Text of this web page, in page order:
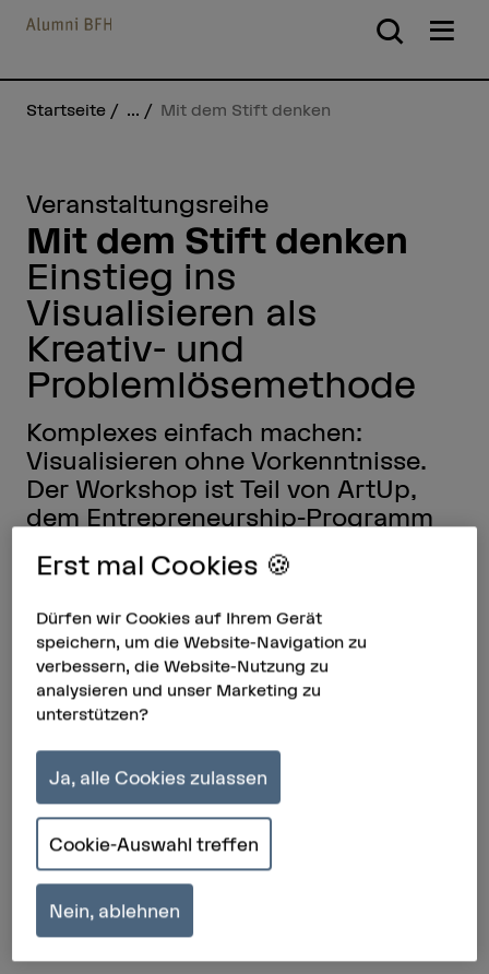
Startseite ... Mit dem Stift denken
Veranstaltungsreihe
Mit dem Stift denken
Einstieg ins
Visualisieren als
Kreativ- und
Problemlösemethode
Komplexes einfach machen:
Visualisieren ohne Vorkenntnisse.
Der Workshop ist Teil von ArtUp,
dem Entrepreneurship-Programm
Zusammenarbeit mit der Berner
30.04.2026, 9.00–17.00 Uhr – HKB,
Grosse Aula, Fellerstrasse 11, 3027
Bern
Erst mal Cookies 🍪
Dürfen wir Cookies auf Ihrem Gerät
speichern, um die Website-Navigation zu
verbessern, die Website-Nutzung zu
analysieren und unser Marketing zu
unterstützen?
Ja, alle Cookies zulassen
Cookie-Auswahl treffen
Nein, ablehnen